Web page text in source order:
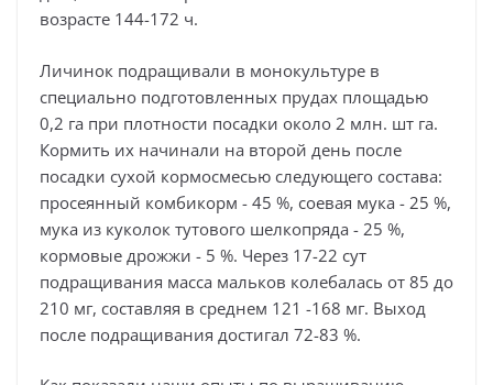
возрасте 144-172 ч.
Личинок подращивали в монокультуре в
специально подготовленных прудах площадью
0,2 га при плотности посадки около 2 млн. шт га.
Кормить их начинали на второй день после
посадки сухой кормосмесью следующего состава:
просеянный комбикорм - 45 %, соевая мука - 25 %,
мука из куколок тутового шелкопряда - 25 %,
кормовые дрожжи - 5 %. Через 17-22 сут
подращивания масса мальков колебалась от 85 до
210 мг, составляя в среднем 121 -168 мг. Выход
после подращивания достигал 72-83 %.